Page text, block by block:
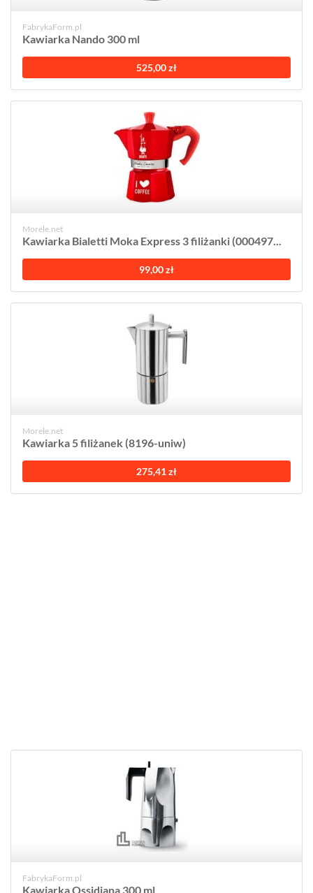
FabrykaForm.pl
Kawiarka Nando 300 ml
525,00 zł
Morele.net
Kawiarka Bialetti Moka Express 3 filiżanki (000497...
99,00 zł
Morele.net
Kawiarka 5 filiżanek (8196-uniw)
275,41 zł
FabrykaForm.pl
Kawiarka Ossidiana 300 ml